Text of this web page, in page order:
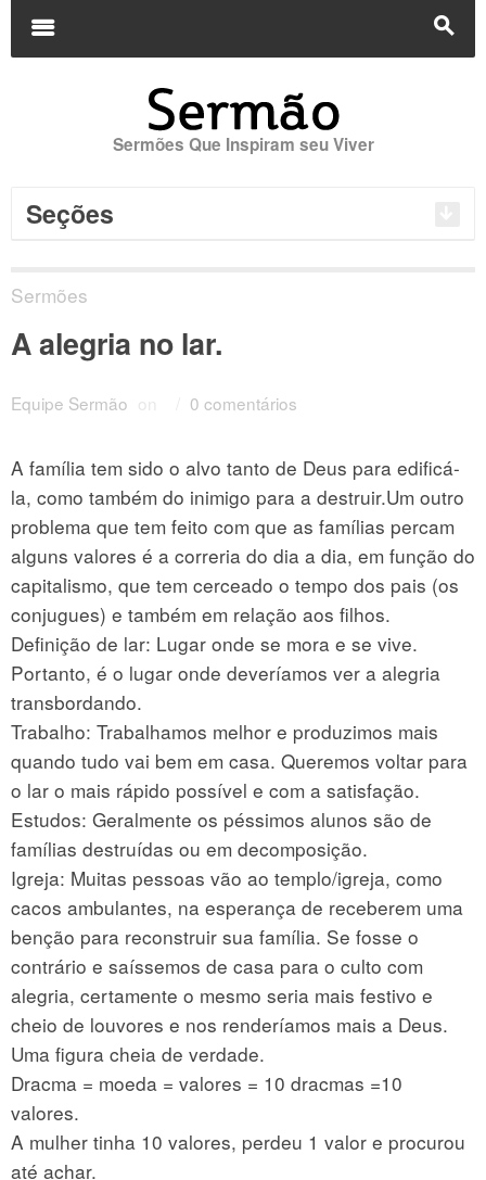
s
m
Sermões Que Inspiram seu Viver
Seções
Sermões
A alegria no lar.
Equipe Sermão on 0 comentários
A família tem sido o alvo tanto de Deus para edificá-
la, como também do inimigo para a destruir.Um outro
problema que tem feito com que as famílias percam
alguns valores é a correria do dia a dia, em função do
capitalismo, que tem cerceado o tempo dos pais (os
conjugues) e também em relação aos filhos.
Definição de lar: Lugar onde se mora e se vive.
Portanto, é o lugar onde deveríamos ver a alegria
transbordando.
Trabalho: Trabalhamos melhor e produzimos mais
quando tudo vai bem em casa. Queremos voltar para
o lar o mais rápido possível e com a satisfação.
Estudos: Geralmente os péssimos alunos são de
famílias destruídas ou em decomposição.
Igreja: Muitas pessoas vão ao templo/igreja, como
cacos ambulantes, na esperança de receberem uma
benção para reconstruir sua família. Se fosse o
contrário e saíssemos de casa para o culto com
alegria, certamente o mesmo seria mais festivo e
cheio de louvores e nos renderíamos mais a Deus.
Uma figura cheia de verdade.
Dracma = moeda = valores = 10 dracmas =10
valores.
A mulher tinha 10 valores, perdeu 1 valor e procurou
até achar.